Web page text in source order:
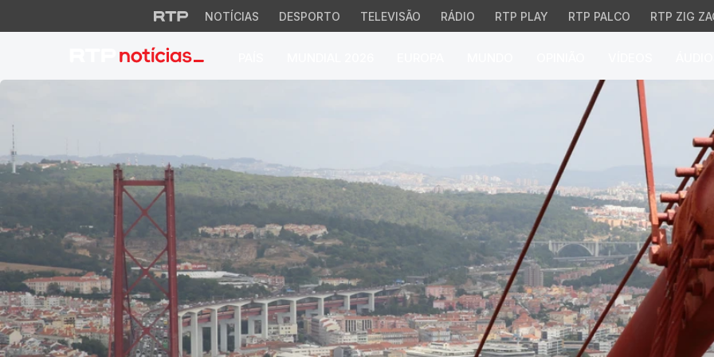
NOTÍCIAS DESPORTO TELEVISÃO RÁDIO RTP PLAY RTP PALCO RTP ZIG